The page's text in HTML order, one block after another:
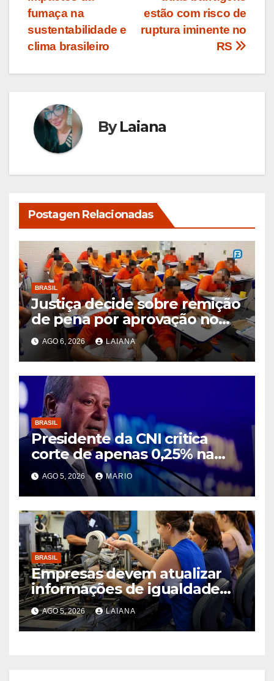
Post
estão com risco de
ruptura iminente no
RS
fumaça na
sustentabilidade e
clima brasileiro
ByLaiana
Postagen Relacionadas
BRASIL
Justiça decide sobre remição
de pena por aprovação no
ENEM e no ENCCEJA
AGO 6, 2026 LAIANA
BRASIL
Presidente da CNI critica
corte de apenas 0,25% na
taxa de juros e diz que
decisão segue asfixiando a
população
AGO 5, 2026 MARIO
BRASIL
Empresas devem atualizar
informações de igualdade
salarial entre homens e
mulheres até 31 de agosto
AGO 5, 2026 LAIANA